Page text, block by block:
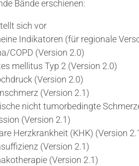
Bände erschienen:
sich vor
Indikatoren (für regionale
COPD (Version 2.0)
mellitus Typ 2 (Version 2.0)
(Version 2.0)
(Version 2.1)
nicht tumorbedingte
(Version 2.1)
Herzkrankheit (KHK) (Version
(Version 2.1)
(Version 2.1)